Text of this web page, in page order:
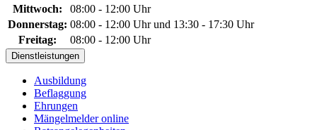
Mittwoch:
08:00 - 12:00 Uhr
Donnerstag: 08:00 - 12:00 Uhr und 13:30 - 17:30 Uhr
Freitag:
08:00 - 12:00 Uhr
Dienstleistungen
Ausbildung
Beflaggung
Ehrungen
Mängelmelder online